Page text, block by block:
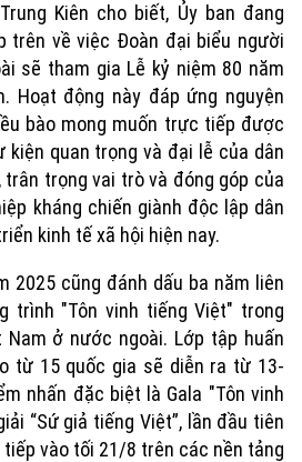
Kiên cho biết, Ủy ban đang
trên về việc Đoàn đại biểu người
sẽ tham gia Lễ kỷ niệm 80 năm
Hoạt động này đáp ứng nguyện
bào mong muốn trực tiếp được
quan trọng và đại lễ của dân
trọng vai trò và đóng góp của
kháng chiến giành độc lập dân
kinh tế xã hội hiện nay.
2025 cũng đánh dấu ba năm liên
trình "Tôn vinh tiếng Việt" trong
ở nước ngoài. Lớp tập huấn
từ 15 quốc gia sẽ diễn ra từ 13-
nhấn đặc biệt là Gala "Tôn vinh
“Sứ giả tiếng Việt”, lần đầu tiên
vào tối 21/8 trên các nền tảng